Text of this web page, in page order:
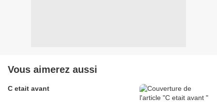
Vous aimerez aussi
C etait avant